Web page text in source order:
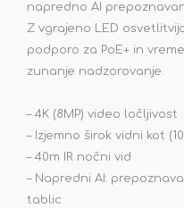
napredno AI
Z vgrajeno LED
podporo za PoE+ in
zunanje nadzorovanje.
– 4K (8MP) video ločljivost
– Izjemno širok vidni kot
– 40m IR nočni vid
– Napredni AI:
tablic